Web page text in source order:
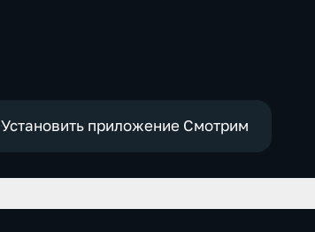
Установить приложение Смотрим